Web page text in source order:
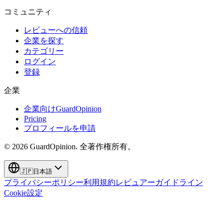
コミュニティ
レビューへの信頼
企業を探す
カテゴリー
ログイン
登録
企業
企業向けGuardOpinion
Pricing
プロフィールを申請
© 2026 GuardOpinion. 全著作権所有。
🇯🇵日本語
プライバシーポリシー利用規約レビュアーガイドライン
Cookie設定